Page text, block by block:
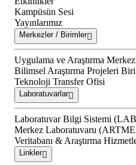
Kampüsün Sesi
Yayınlarımız
Merkezler / Birimler
Uygulama ve Araştırma
Bilimsel Araştırma Projeleri
Teknoloji Transfer Ofisi
Laboratuvarlar
Laboratuvar Bilgi Sistemi
Merkez Laboratuvaru
Veritabanı & Araştırma
Linkler